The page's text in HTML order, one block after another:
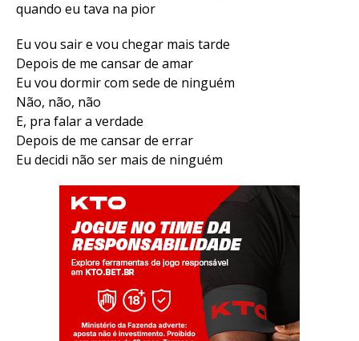
quando eu tava na pior
Eu vou sair e vou chegar mais tarde
Depois de me cansar de amar
Eu vou dormir com sede de ninguém
Não, não, não
E, pra falar a verdade
Depois de me cansar de errar
Eu decidi não ser mais de ninguém